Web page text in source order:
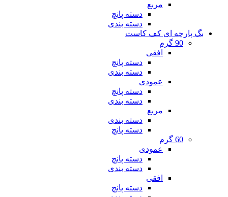
مربع
دسته پانچ
دسته بندی
بگ پارچه ای کف کاست
90 گرم
افقی
دسته پانچ
دسته بندی
عمودی
دسته پانچ
دسته بندی
مربع
دسته بندی
دسته پانچ
60 گرم
عمودی
دسته پانچ
دسته بندی
افقی
دسته پانچ